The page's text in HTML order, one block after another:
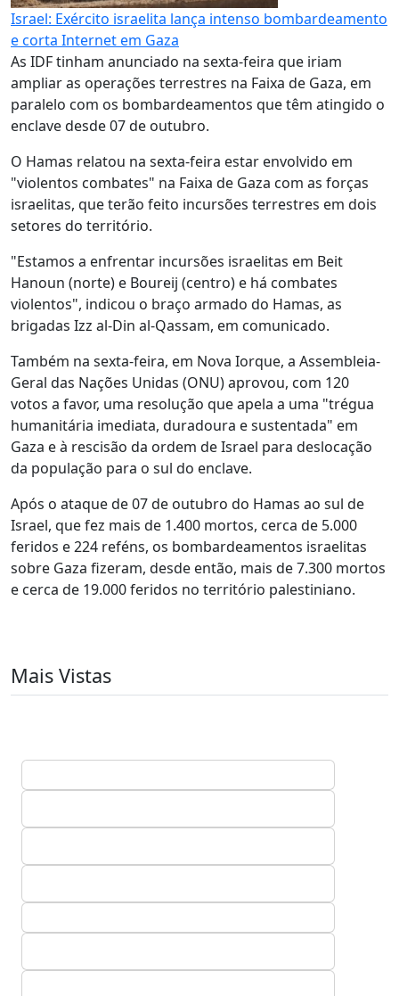
Israel: Exército israelita lança intenso bombardeamento
e corta Internet em Gaza
As IDF tinham anunciado na sexta-feira que iriam
ampliar as operações terrestres na Faixa de Gaza, em
paralelo com os bombardeamentos que têm atingido o
enclave desde 07 de outubro.
O Hamas relatou na sexta-feira estar envolvido em
"violentos combates" na Faixa de Gaza com as forças
israelitas, que terão feito incursões terrestres em dois
setores do território.
"Estamos a enfrentar incursões israelitas em Beit
Hanoun (norte) e Boureij (centro) e há combates
violentos", indicou o braço armado do Hamas, as
brigadas Izz al-Din al-Qassam, em comunicado.
Também na sexta-feira, em Nova Iorque, a Assembleia-
Geral das Nações Unidas (ONU) aprovou, com 120
votos a favor, uma resolução que apela a uma "trégua
humanitária imediata, duradoura e sustentada" em
Gaza e à rescisão da ordem de Israel para deslocação
da população para o sul do enclave.
Após o ataque de 07 de outubro do Hamas ao sul de
Israel, que fez mais de 1.400 mortos, cerca de 5.000
feridos e 224 reféns, os bombardeamentos israelitas
sobre Gaza fizeram, desde então, mais de 7.300 mortos
e cerca de 19.000 feridos no território palestiniano.
Mais Vistas